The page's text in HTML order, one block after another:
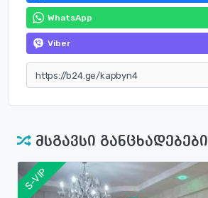
WhatsApp
Viber
მსგავსი განცხადებები
S-VIP